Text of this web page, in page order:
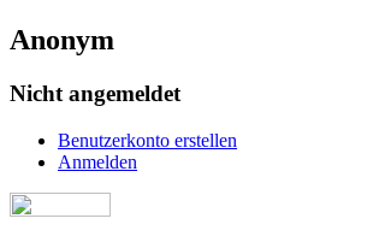
Anonym
Nicht angemeldet
Benutzerkonto erstellen
Anmelden